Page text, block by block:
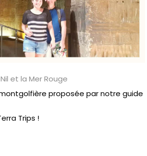
et la Mer Rouge
proposée par notre guide
Trips !